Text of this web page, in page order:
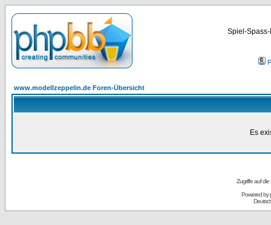
Spiel-
www.modellzeppelin.de Foren-Übersicht
Es
Zugriffe auf
Powered by